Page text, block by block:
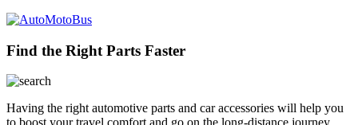
Find the Right Parts Faster
Having the right automotive parts and car accessories will help you